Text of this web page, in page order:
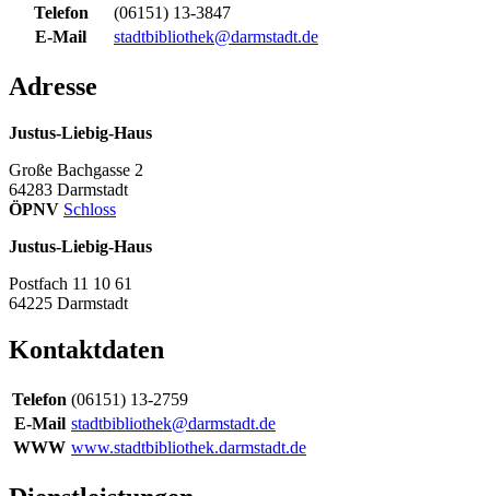
Telefon
(06151) 13-3847
E-Mail
stadtbibliothek@darmstadt.de
Adresse
Justus-Liebig-Haus
Große Bachgasse 2
64283 Darmstadt
ÖPNV Schloss
Justus-Liebig-Haus
Postfach 11 10 61
64225 Darmstadt
Kontaktdaten
Telefon (06151) 13-2759
E-Mail stadtbibliothek@darmstadt.de
WWW www.stadtbibliothek.darmstadt.de